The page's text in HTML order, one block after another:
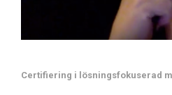
Certifiering i lösningsfokuserad